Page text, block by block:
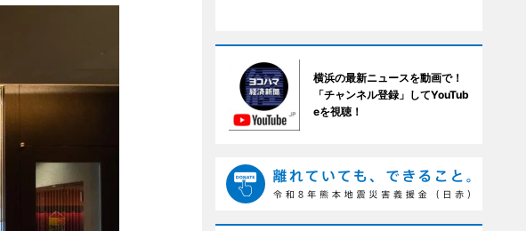
横浜の最新ニュースを動画で！
「チャンネル登録」してYouTub
eを視聴！